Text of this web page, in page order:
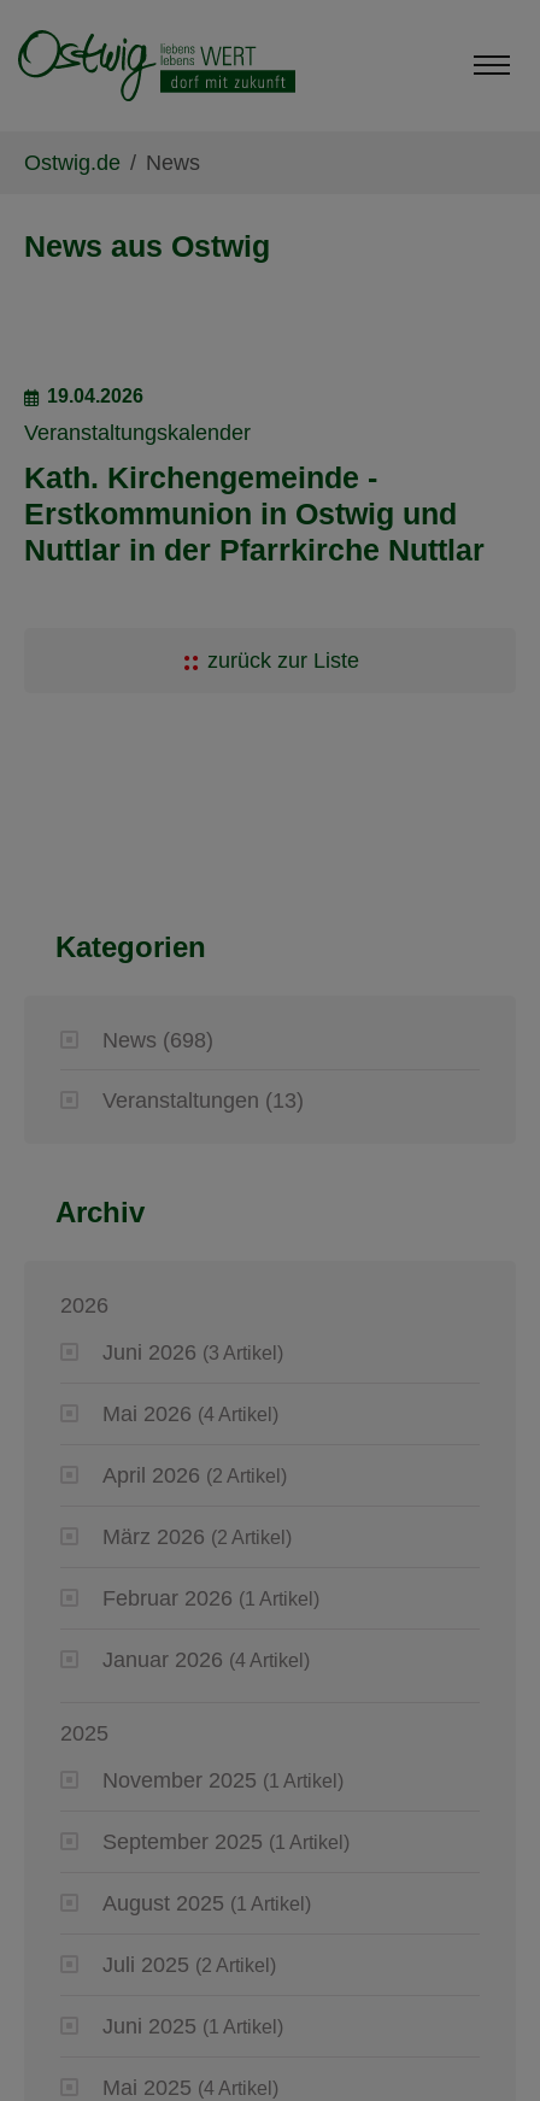
Ostwig.de News
News aus Ostwig
19.04.2026
Veranstaltungskalender
Kath. Kirchengemeinde -
Erstkommunion in Ostwig und
Nuttlar in der Pfarrkirche Nuttlar
zurück zur Liste
Kategorien
News (698)
Veranstaltungen (13)
Archiv
2026
Juni 2026 (3 Artikel)
Mai 2026 (4 Artikel)
April 2026 (2 Artikel)
März 2026 (2 Artikel)
Februar 2026 (1 Artikel)
Januar 2026 (4 Artikel)
2025
November 2025 (1 Artikel)
September 2025 (1 Artikel)
August 2025 (1 Artikel)
Juli 2025 (2 Artikel)
Juni 2025 (1 Artikel)
Mai 2025 (4 Artikel)